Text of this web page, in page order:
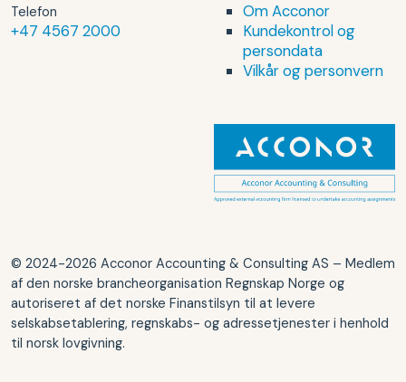
Telefon
+47 4567 2000
Om Acconor
Kundekontrol og
persondata
Vilkår og personvern
© 2024-2026 Acconor Accounting & Consulting AS – Medlem
af den norske brancheorganisation Regnskap Norge og
autoriseret af det norske Finanstilsyn til at levere
selskabsetablering, regnskabs- og adressetjenester i henhold
til norsk lovgivning.